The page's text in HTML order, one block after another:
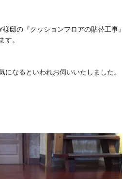
邸の『クッションフロアの貼替工事』
す。
になるといわれお伺いいたしました。